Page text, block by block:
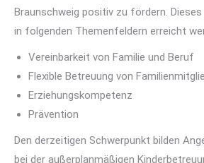
Braunschweig positiv zu fördern.
in folgenden Themenfeldern erreicht
Vereinbarkeit von Familie und Beruf
Flexible Betreuung von
Erziehungskompetenz
Prävention
Den derzeitigen Schwerpunkt bilden
bei der außerplanmäßigen